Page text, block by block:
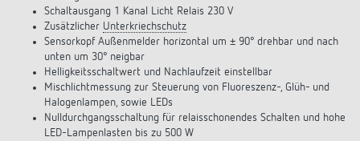
Schaltausgang 1 Kanal Licht Relais 230 V
Zusätzlicher Unterkriechschutz
Sensorkopf Außenmelder horizontal um ± 90° drehbar und nach
unten um 30° neigbar
Helligkeitsschaltwert und Nachlaufzeit einstellbar
Mischlichtmessung zur Steuerung von Fluoreszenz-, Glüh- und
Halogenlampen, sowie LEDs
Nulldurchgangsschaltung für relaisschonendes Schalten und hohe
LED-Lampenlasten bis zu 500 W